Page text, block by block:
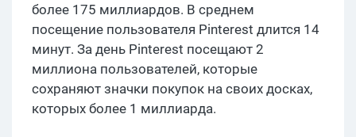
более 175 миллиардов. В среднем
посещение пользователя Pinterest длится 14
минут. За день Pinterest посещают 2
миллиона пользователей, которые
сохраняют значки покупок на своих досках,
которых более 1 миллиарда.